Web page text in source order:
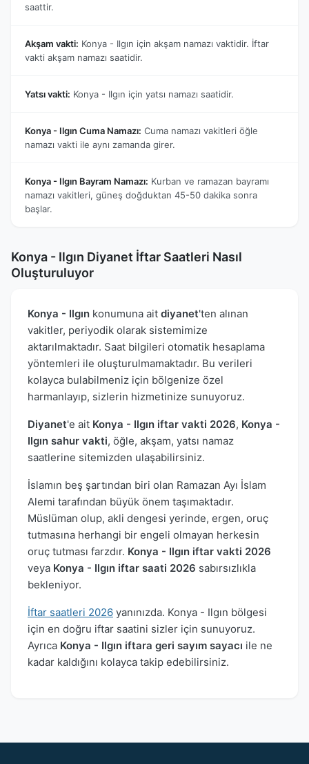
saattir.
Akşam vakti: Konya - Ilgın için akşam namazı vaktidir. İftar
vakti akşam namazı saatidir.
Yatsı vakti: Konya - Ilgın için yatsı namazı saatidir.
Konya - Ilgın Cuma Namazı: Cuma namazı vakitleri öğle
namazı vakti ile aynı zamanda girer.
Konya - Ilgın Bayram Namazı: Kurban ve ramazan bayramı
namazı vakitleri, güneş doğduktan 45-50 dakika sonra
başlar.
Konya - Ilgın Diyanet İftar Saatleri Nasıl
Oluşturuluyor
Konya - Ilgın konumuna ait diyanet'ten alınan
vakitler, periyodik olarak sistemimize
aktarılmaktadır. Saat bilgileri otomatik hesaplama
yöntemleri ile oluşturulmamaktadır. Bu verileri
kolayca bulabilmeniz için bölgenize özel
harmanlayıp, sizlerin hizmetinize sunuyoruz.
Diyanet'e ait Konya - Ilgın iftar vakti 2026, Konya -
Ilgın sahur vakti, öğle, akşam, yatsı namaz
saatlerine sitemizden ulaşabilirsiniz.
İslamın beş şartından biri olan Ramazan Ayı İslam
Alemi tarafından büyük önem taşımaktadır.
Müslüman olup, akli dengesi yerinde, ergen, oruç
tutmasına herhangi bir engeli olmayan herkesin
oruç tutması farzdır. Konya - Ilgın iftar vakti 2026
veya Konya - Ilgın iftar saati 2026 sabırsızlıkla
bekleniyor.
İftar saatleri 2026 yanınızda. Konya - Ilgın bölgesi
için en doğru iftar saatini sizler için sunuyoruz.
Ayrıca Konya - Ilgın iftara geri sayım sayacı ile ne
kadar kaldığını kolayca takip edebilirsiniz.